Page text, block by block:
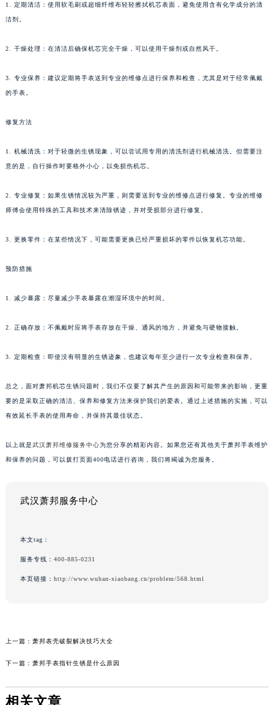
1. 定期清洁：使用软毛刷或超细纤维布轻轻擦拭机芯表面，避免使用含有化学成分的清
洁剂。
2. 干燥处理：在清洁后确保机芯完全干燥，可以使用干燥剂或自然风干。
3. 专业保养：建议定期将手表送到专业的维修点进行保养和检查，尤其是对于经常佩戴
的手表。
修复方法
1. 机械清洗：对于轻微的生锈现象，可以尝试用专用的清洗剂进行机械清洗。但需要注
意的是，自行操作时要格外小心，以免损伤机芯。
2. 专业修复：如果生锈情况较为严重，则需要送到专业的维修点进行修复。专业的维修
师傅会使用特殊的工具和技术来清除锈迹，并对受损部分进行修复。
3. 更换零件：在某些情况下，可能需要更换已经严重损坏的零件以恢复机芯功能。
预防措施
1. 减少暴露：尽量减少手表暴露在潮湿环境中的时间。
2. 正确存放：不佩戴时应将手表存放在干燥、通风的地方，并避免与硬物接触。
3. 定期检查：即使没有明显的生锈迹象，也建议每年至少进行一次专业检查和保养。
总之，面对萧邦机芯生锈问题时，我们不仅要了解其产生的原因和可能带来的影响，更重
要的是采取正确的清洁、保养和修复方法来保护我们的爱表。通过上述措施的实施，可以
有效延长手表的使用寿命，并保持其最佳状态。
以上就是武汉萧邦维修服务中心为您分享的精彩内容。如果您还有其他关于萧邦手表维护
和保养的问题，可以拨打页面400电话进行咨询，我们将竭诚为您服务。
武汉萧邦服务中心
本文tag：
服务专线： 400-885-0231
本页链接： http://www.wuhan-xiaobang.cn/problem/568.html
上一篇： 萧邦表壳破裂解决技巧大全
下一篇： 萧邦手表指针生锈是什么原因
相关文章